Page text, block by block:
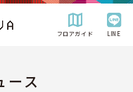
フロアガイド LINE
ース